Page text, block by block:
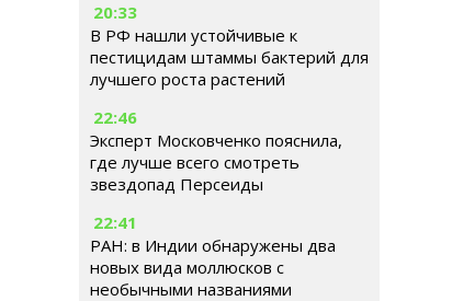
20:33
В РФ нашли устойчивые к
пестицидам штаммы бактерий для
лучшего роста растений
22:46
Эксперт Московченко пояснила,
где лучше всего смотреть
звездопад Персеиды
22:41
РАН: в Индии обнаружены два
новых вида моллюсков с
необычными названиями